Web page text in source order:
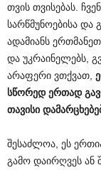
თვის თვისებას.
სარწმუნოებისა და
ადამიანს
და უკრაინელებს,
არაფერი ვთქვათ,
სწორედ ერთად
თავისი
შესაძლოა, ეს
გამო დაირღვეს ან